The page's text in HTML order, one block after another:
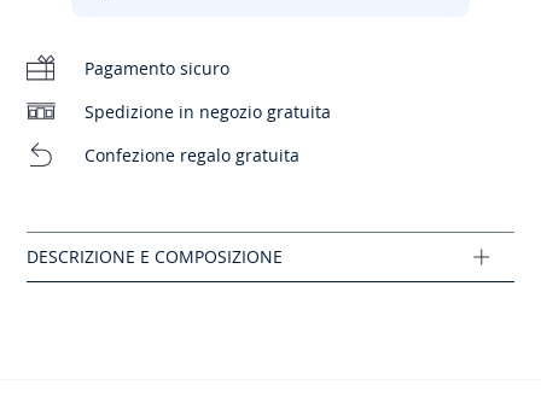
Pagamento sicuro
Spedizione in negozio gratuita
Confezione regalo gratuita